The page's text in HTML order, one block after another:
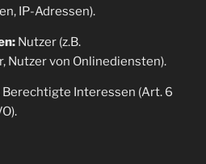
IP-Adressen).
Nutzer (z.B.
Nutzer von Onlinediensten).
Berechtigte Interessen (Art. 6